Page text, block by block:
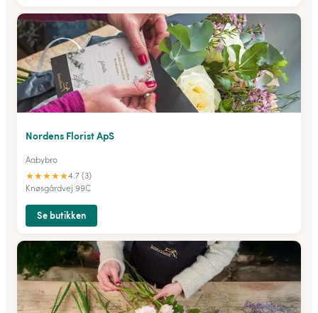
Nordens Florist ApS
Aabybro
★★★★★4.7 (3)
Knøsgårdvej 99C
Se butikken